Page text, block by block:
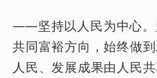
——坚持以人民为中心。
共同富裕方向，始终做
人民、发展成果由人民